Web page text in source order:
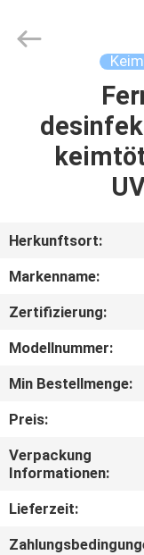
PRODUKTE
UNS
AUSFLUG
TRETEN
SIE
MIT
UNS
Electronics
Herkunftsort:
Markenname:
Zertifizierung:
Modellnummer:
Min Bestellmenge:
Preis:
Verpackung
Informationen:
Lieferzeit: